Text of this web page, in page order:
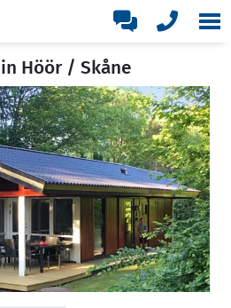
in Höör / Skåne